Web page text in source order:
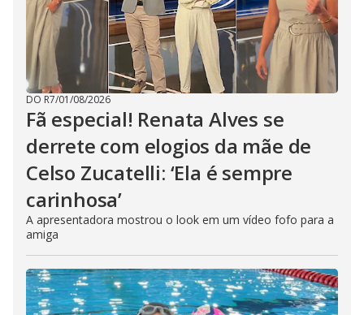
DO R7/01/08/2026
Fã especial! Renata Alves se
derrete com elogios da mãe de
Celso Zucatelli: ‘Ela é sempre
carinhosa’
A apresentadora mostrou o look em um vídeo fofo para a
amiga